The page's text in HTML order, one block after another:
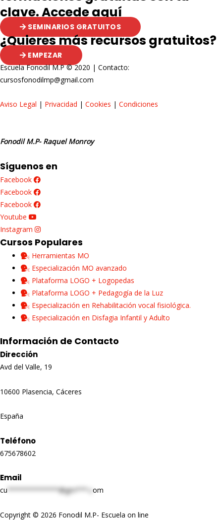
clave. Accede aquí
SEMINARIOS GRATUITOS
¿Quieres más recursos gratuitos?
EMPEZAR
Escuela Fonodil M.P © 2020 | Contacto:
cursosfonodilmp@gmail.com
Aviso Legal | Privacidad | Cookies | Condiciones
Fonodil M.P- Raquel Monroy
Síguenos en
Facebook
Facebook
Facebook
Youtube
Instagram
Cursos Populares
Herramientas MO
Especialización MO avanzado
Plataforma LOGO + Logopedas
Plataforma LOGO + Pedagogía de la Luz
Especialización en Rehabilitación vocal fisiológica.
Especialización en Disfagia Infantil y Adulto
Información de Contacto
Dirección
Avd del Valle, 19
10600 Plasencia, Cáceres
España
Teléfono
675678602
Email
cu *************@gm***.c om
Copyright © 2026 Fonodil M.P- Escuela on line